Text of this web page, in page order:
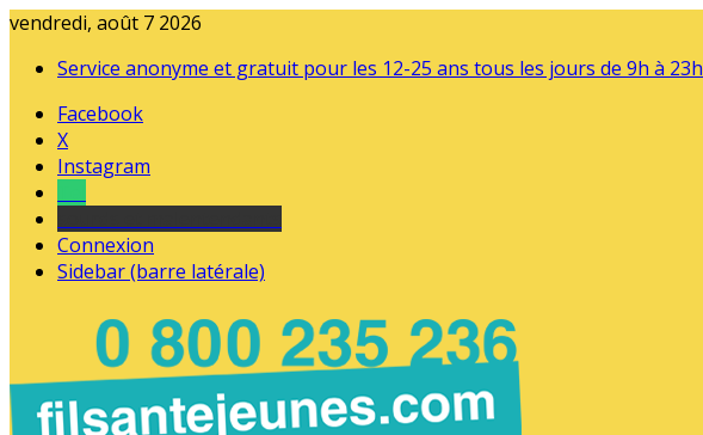
vendredi, août 7 2026
Service anonyme et gratuit pour les 12-25 ans tous les jours de 9h à 23h
Facebook
X
Instagram
Connexion
Sidebar (barre latérale)